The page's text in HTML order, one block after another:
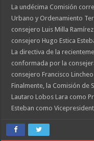
La undécima Comisión
Urbano y Ordenamiento
consejero Luis Milla
consejero Hugo Estica
La directiva de la
conformada por la
consejero Francisco
Finalmente, la Comisión
Lautaro Lobos Lara como
Esteban como